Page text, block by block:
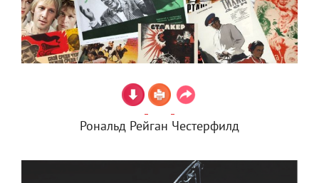
Рональд Рейган Честерфилд